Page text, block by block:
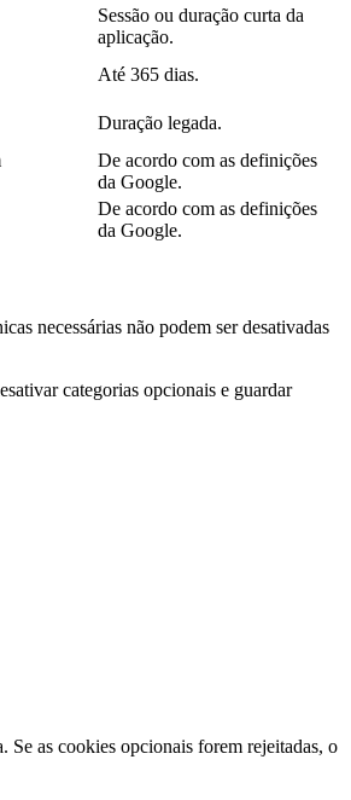
Sessão ou duração curta da
aplicação.
Até 365 dias.
Duração legada.
De acordo com as definições
da Google.
De acordo com as definições
da Google.
necessárias não podem ser desativadas
categorias opcionais e guardar
Se as cookies opcionais forem rejeitadas, o